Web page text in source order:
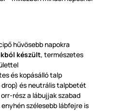
hűvösebb napokra
készült, természetes
és kopásálló talp
drop) és neutrális talpbetét
rész a lábujjak szabad
szélesebb lábfejre is